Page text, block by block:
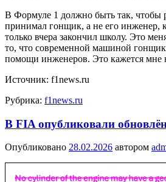
В Формуле 1 должно быть так, чтобы
принимал гонщик, а не его инженер,
только вчера закончил школу. Это
то, что современной машиной гонщик
помощи инженеров. Это кажется мне
Источник: f1news.ru
Рубрика: f1news.ru
В FIA опубликовали
Опубликовано 28.02.2026 автором